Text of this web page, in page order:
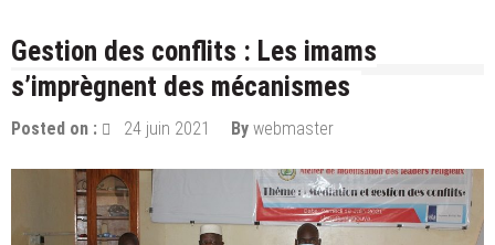
Gestion des conflits : Les imams
s’imprègnent des mécanismes
Posted on : 24 juin 2021 By webmaster